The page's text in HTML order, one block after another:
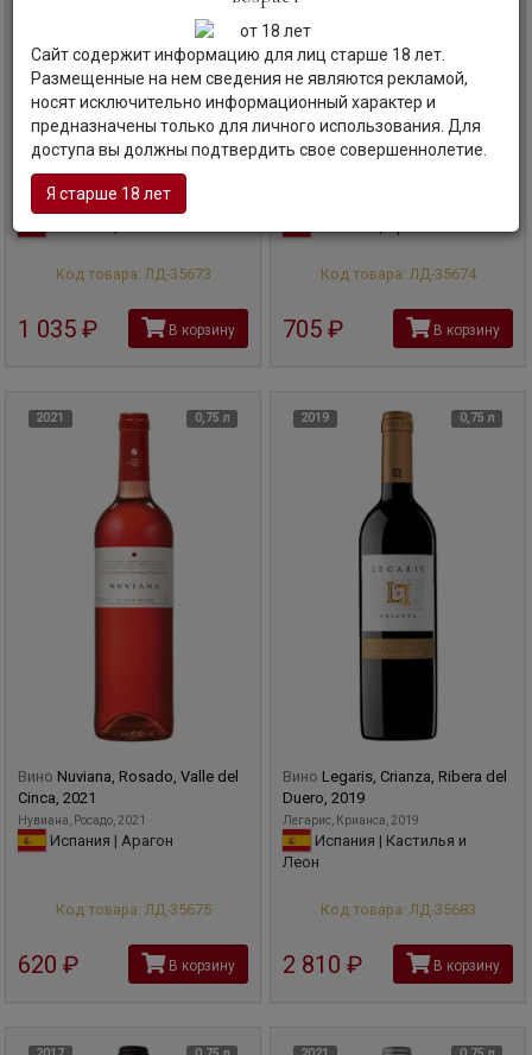
КаваNuviana, Rosado Brut, Cava
Нувиана, Росадо Брют
Код товара: ЛД-35673
1 035 руб В корзину
ВиноNuviana, Chardonnay, Valle
Код товара: ЛД-35674
705 В корзину
2021 0,75 л
Вино Nuviana, Rosado, Valle del
Cinca, 2021
Нувиана, Росадо, 2021
Испания | Арагон
Код товара: ЛД-35675
620 В корзину
2019 0,75 л
Вино Legaris, Crianza, Ribera del
Duero, 2019
Легарис, Крианса, 2019
Испания | Кастилья и
Леон
Код товара: ЛД-35683
2 810 руб В корзину
Сайт содержит информацию для лиц старше 18 лет.
Размещенные на нем сведения не являются рекламой,
носят исключительно информационный характер и
предназначены только для личного использования. Для
доступа вы должны подтвердить свое совершеннолетие.
Я старше 18 лет